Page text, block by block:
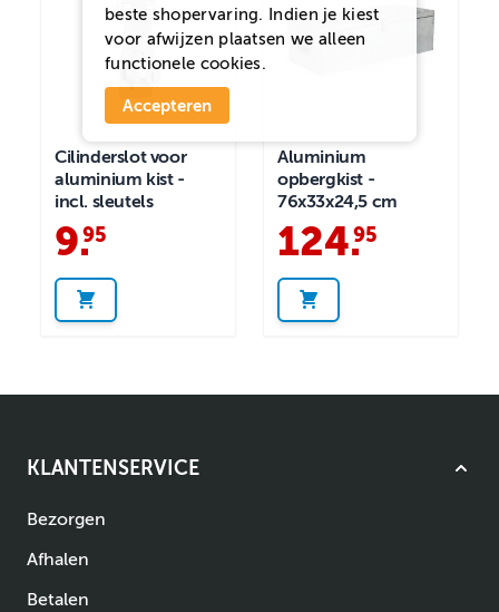
Cilinderslot voor
aluminium kist -
incl. sleutels
9.
95
Aluminium
opbergkist -
76x33x24,5 cm
124.
95
KLANTENSERVICE
Bezorgen
Afhalen
Betalen
beste shopervaring. Indien je kiest
voor afwijzen plaatsen we alleen
functionele cookies.
Accepteren